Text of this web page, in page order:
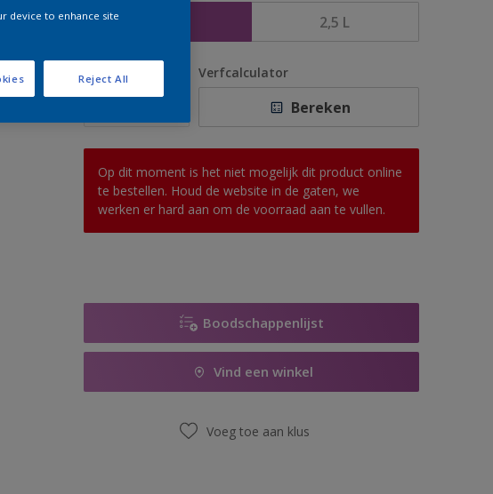
2,5 L
Aantal Verfcalculator
Bereken
Op dit moment is het niet mogelijk dit product online
te bestellen. Houd de website in de gaten, we
werken er hard aan om de voorraad aan te vullen.
Boodschappenlijst
Vind een winkel
Voeg toe aan klus
device to enhance site
Reject All